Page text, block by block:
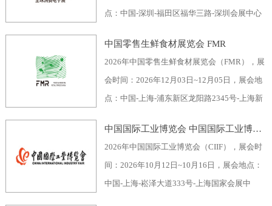
点：中国-深圳-福田区福华三路-深圳会展中心
深圳振华展览有限公司，举办周期：一年一
届，展会面积：40000平米，参展观众：60000
人，参展商数量及参展品牌达到400家。2026
全球消费电子展暨深圳国际消费电子展览
会“GCE”，致力于为全球消费电子生产企业、
中国零售生鲜食材展览会 FMR
2026年中国零售生鲜食材展览会（FMR），展
会时间：2026年12月03日~12月05日，展会地
点：中国-上海-浦东新区龙阳路2345号-上海新
企业协会自有品牌专业委员会，举办周期：一
年一届，展会面积：70000平米，参展观众：
30000人，参展商数量及参展品牌达到1500
家。中国零售生鲜食材展览会FMR（国际生鲜
中国国际工业博览会 中国国际工业博览会 CIIF
2026年中国国际工业博览会（CIIF），展会时
间：2026年10月12日~10月16日，展会地点：
中国-上海-崧泽大道333号-上海国家会展中